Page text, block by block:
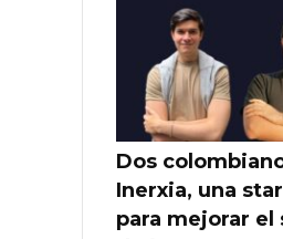
Dos
Inerxia, una
para mejorar el